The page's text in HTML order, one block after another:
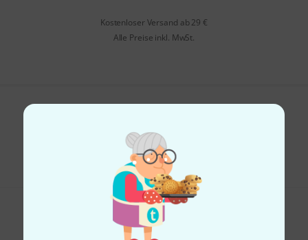
Kostenloser Versand ab 29 €
Alle Preise inkl. MwSt.
Hilfe & Feedback